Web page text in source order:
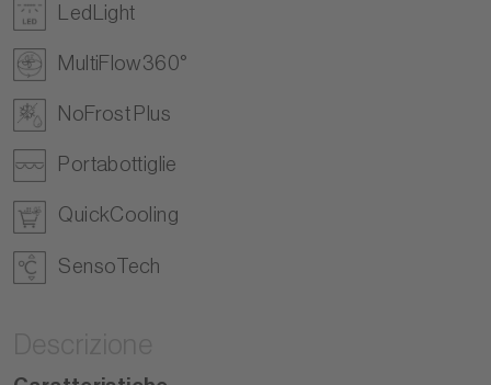
LedLight
MultiFlow360°
NoFrost Plus
Portabottiglie
QuickCooling
SensoTech